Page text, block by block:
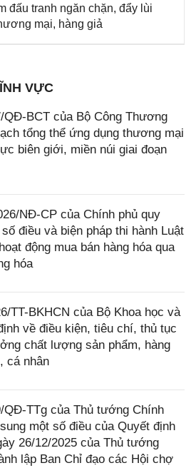
đấu tranh ngăn chặn, đẩy lùi
mại, hàng giả
VỰC
QĐ-BCT của Bộ Công Thương
tổng thể ứng dụng thương mại
biên giới, miền núi giai đoạn
NĐ-CP của Chính phủ quy
điều và biện pháp thi hành Luật
động mua bán hàng hóa qua
hóa
TT-BKHCN của Bộ Khoa học và
về điều kiện, tiêu chí, thủ tục
chất lượng sản phẩm, hàng
cá nhân
QĐ-TTg của Thủ tướng Chính
một số điều của Quyết định
26/12/2025 của Thủ tướng
lập Ban Chỉ đạo các Hội chợ